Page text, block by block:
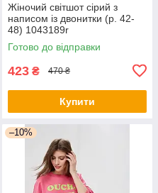
Жіночий світшот сірий з
написом із двонитки (р. 42-
48) 1043189r
Готово до відправки
423 ₴ 470 ₴
Купити
–10%